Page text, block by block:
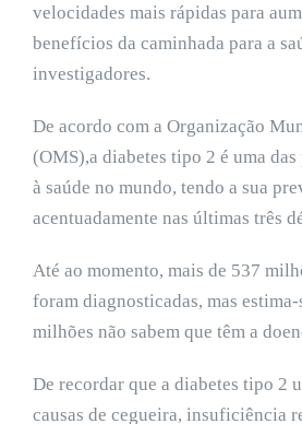
velocidades mais rápidas para
benefícios da caminhada para a
investigadores.
De acordo com a Organização
(OMS),a diabetes tipo 2 é uma
à saúde no mundo, tendo a sua
acentuadamente nas últimas três
Até ao momento, mais de 537
foram diagnosticadas, mas
milhões não sabem que têm a
De recordar que a diabetes tipo 2
causas de cegueira, insuficiência